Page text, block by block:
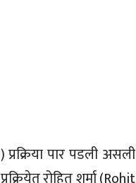
पार पडली असली